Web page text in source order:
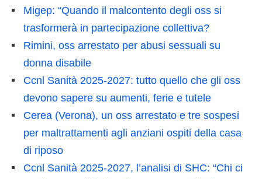
Migep: “Quando il malcontento degli oss si
trasformerà in partecipazione collettiva?
Rimini, oss arrestato per abusi sessuali su
donna disabile
Ccnl Sanità 2025-2027: tutto quello che gli oss
devono sapere su aumenti, ferie e tutele
Cerea (Verona), un oss arrestato e tre sospesi
per maltrattamenti agli anziani ospiti della casa
di riposo
Ccnl Sanità 2025-2027, l’analisi di SHC: “Chi ci